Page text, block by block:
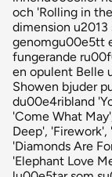
och 'Rolling in
dimension
genomgu00e5tt
fungerande
en opulent Belle
Showen bjuder
du00e4ribland
'Come What
Deep', 'Firework',
'Diamonds Are
'Elephant Love